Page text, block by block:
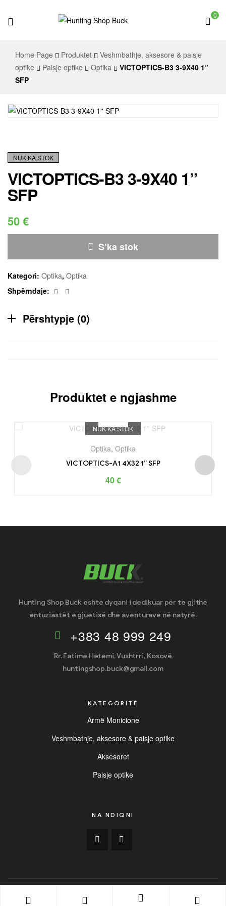
Shop
0
Home Page Produktet
Veshmbathje, aksesore & paisje
optike
Paisje optike Optika
VICTOPTICS-B3 3-9X40 1”
SFP
NUK KA STOK
VICTOPTICS-B3 3-9X40 1”
SFP
50€
S’ka stok
Kategori: Optika, Optika
Shpërndaje:
Facebook
Përshtypje (0)
Produktet e ngjashme
NUK KA STOK
Optika, Optika
VICTOPTICS-A1 4X32 1” SFP
40€
Hunting Shop Buck është dyqani i dedikuar për të gjithë
entuziastët e gjuetisë dhe aventurave në natyrë.
+383 48 999 249
Rr. Fatime Hetemi, Vushtrri, Kosovë
huntingshop.buck@gmail.com
KATEGORITË
Armë Monicione
Veshmbathje, aksesore & paisje optike
Aksesoret
Paisje optike
NA NDIQNI
. All Rights Reserved. | Created by